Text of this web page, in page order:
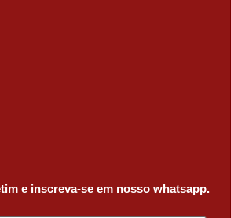
e inscreva-se em nosso whatsapp.